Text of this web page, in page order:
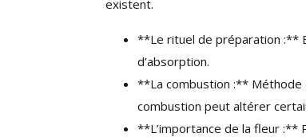
existent.
**Le rituel de préparation :**
d’absorption.
**La combustion :** Méthode
combustion peut altérer
**L’importance de la fleur :**